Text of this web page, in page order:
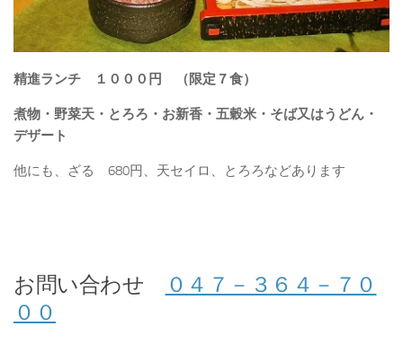
精進ランチ １０００円 （限定７食）
煮物・野菜天・とろろ・お新香・五穀米・そば又はうどん・
デザート
他にも、ざる 680円、天セイロ、とろろなどあります
お問い合わせ
０４７－３６４－７０
００